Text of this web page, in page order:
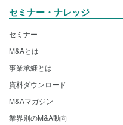
セミナー・ナレッジ
セミナー
M&Aとは
事業承継とは
資料ダウンロード
M&Aマガジン
業界別のM&A動向